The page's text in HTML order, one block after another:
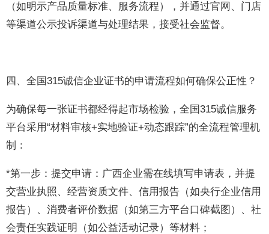
（如明示产品质量标准、服务流程），并通过官网、门店
等渠道公示投诉渠道与处理结果，接受社会监督。
四、全国315诚信企业证书的申请流程如何确保公正性？
为确保每一张证书都经得起市场检验，全国315诚信服务
平台采用“材料审核+实地验证+动态跟踪”的全流程管理机
制：
*第一步：提交申请：广西企业需在线填写申请表，并提
交营业执照、经营资质文件、信用报告（如央行企业信用
报告）、消费者评价数据（如第三方平台口碑截图）、社
会责任实践证明（如公益活动记录）等材料；